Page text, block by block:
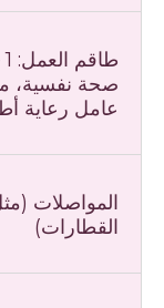
صحة نفسية،
عامل رعاية
المواصلات
القطارات)